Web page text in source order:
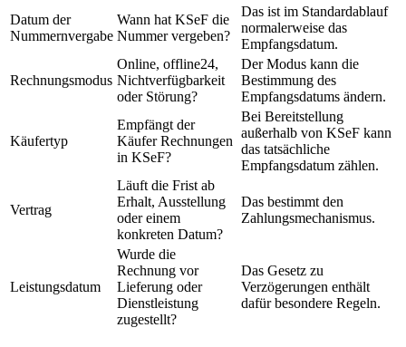
Datum der
Nummernvergabe
Wann hat KSeF die
Nummer vergeben?
Das ist im Standardablauf
normalerweise das
Empfangsdatum.
Rechnungsmodus
Online, offline24,
Nichtverfügbarkeit
oder Störung?
Der Modus kann die
Bestimmung des
Empfangsdatums ändern.
Käufertyp
Empfängt der
Käufer Rechnungen
in KSeF?
Bei Bereitstellung
außerhalb von KSeF kann
das tatsächliche
Empfangsdatum zählen.
Vertrag
Läuft die Frist ab
Erhalt, Ausstellung
oder einem
konkreten Datum?
Das bestimmt den
Zahlungsmechanismus.
Leistungsdatum
Wurde die
Rechnung vor
Lieferung oder
Dienstleistung
zugestellt?
Das Gesetz zu
Verzögerungen enthält
dafür besondere Regeln.